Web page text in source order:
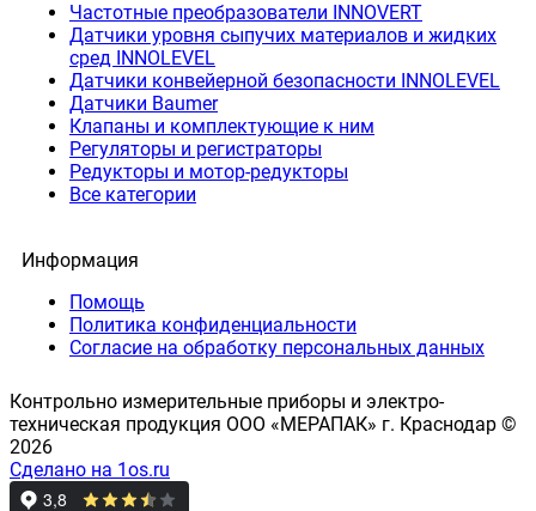
Частотные преобразователи INNOVERT
Датчики уровня сыпучих материалов и жидких
сред INNOLEVEL
Датчики конвейерной безопасности INNOLEVEL
Датчики Baumer
Клапаны и комплектующие к ним
Регуляторы и регистраторы
Редукторы и мотор-редукторы
Все категории
Информация
Помощь
Политика конфиденциальности
Согласие на обработку персональных данных
Контрольно измерительные приборы и электро-
техническая продукция ООО «МЕРАПАК» г. Краснодар ©
2026
Сделано на 1os.ru